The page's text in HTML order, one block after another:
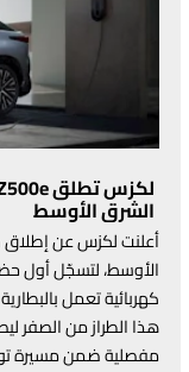
الشرق الأوسط
الأوسط، لتسجّل أول
هذا الطراز من الصفر
مفصلية ضمن مسيرة